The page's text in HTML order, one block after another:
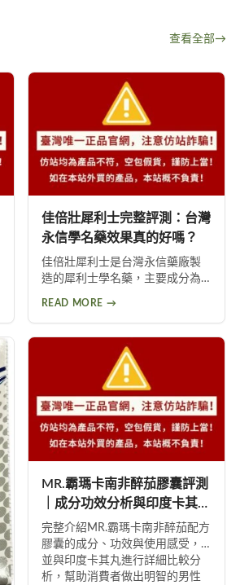
查看全部→
佳倍壯犀利士完整評測：台灣
永信學名藥效果真的好嗎？
佳倍壯犀利士是台灣永信藥廠製
造的犀利士學名藥，主要成分為
20mg兩種劑量選擇。本文深入解
析佳倍壯犀利士的作用原理、最
新價格、使用心得及正確購買方
式，幫助男性找到適合的壯陽選
擇。
READ MORE →
MR.霸瑪卡南非醉茄膠囊評測
｜成分功效分析與印度卡其丸
比較
完整介紹MR.霸瑪卡南非醉茄配方
膠囊的成分、功效與使用感受，
並與印度卡其丸進行詳細比較分
析，幫助消費者做出明智的男性